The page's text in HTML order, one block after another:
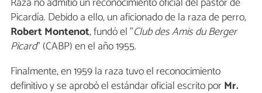
Picardía. Debido a ello, un aficionado de la raza de perro,
Robert Montenot, fundó el "Club des Amis du Berger
Picard" (CABP) en el año 1955.
Finalmente, en 1959 la raza tuvo el reconocimiento
definitivo y se aprobó el estándar oficial escrito porMr.